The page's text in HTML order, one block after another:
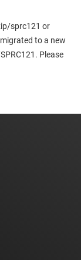
sprc121 or
to a new
Please